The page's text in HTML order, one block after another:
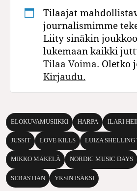
Tilaajat
journalismimme
Liity sinäkin
lukemaan kaikki
Tilaa Voima. Oletko
Kirjaudu.
ELOKUVAMUSIIKKI HARPA ILARI
JUSSIT LOVE KILLS LUIZA
MIKKO MÄKELÄ NORDIC MUSIC DAYS
SEBASTIAN YKSIN ISÄKSI